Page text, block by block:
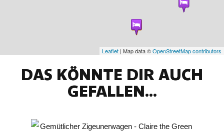
Leaflet | Map data ©OpenStreetMap contributors
DAS KÖNNTE DIR AUCH
GEFALLEN...